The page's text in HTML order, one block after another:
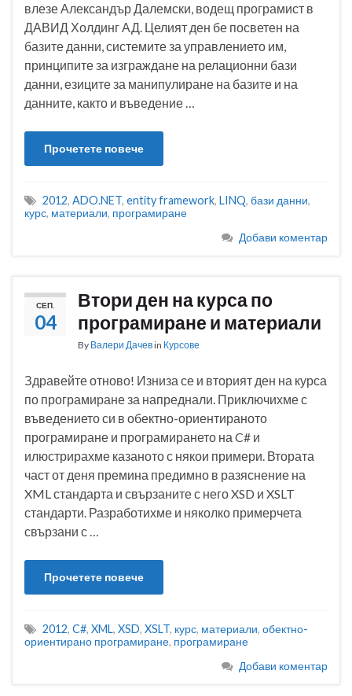
влезе Александър Далемски, водещ програмист в
ДАВИД Холдинг АД. Целият ден бе посветен на
базите данни, системите за управлението им,
принципите за изграждане на релационни бази
данни, езиците за манипулиране на базите и на
данните, както и въведение …
Прочетете повече
2012, ADO.NET, entity framework, LINQ, бази данни,
курс, материали, програмиране
Добави коментар
СЕП.
04
Втори ден на курса по
програмиране и материали
By Валери Дачевin Курсове
Здравейте отново! Изниза се и вторият ден на курса
по програмиране за напреднали. Приключихме с
въведението си в обектно-ориентираното
програмиране и програмирането на C# и
илюстрирахме казаното с някои примери. Втората
част от деня премина предимно в разяснение на
XML стандарта и свързаните с него XSD и XSLT
стандарти. Разработихме и няколко примерчета
свързани с …
Прочетете повече
2012, C#, XML, XSD, XSLT, курс, материали, обектно-
ориентирано програмиране, програмиране
Добави коментар